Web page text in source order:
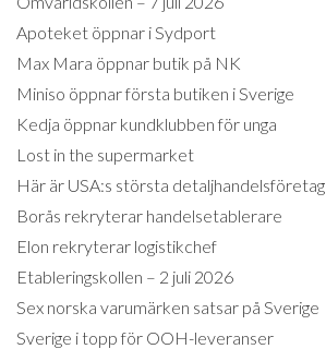
Apoteket öppnar i Sydport
Max Mara öppnar butik på NK
Miniso öppnar första butiken i Sverige
Kedja öppnar kundklubben för unga
Lost in the supermarket
Här är USA:s största detaljhandelsföretag
Borås rekryterar handelsetablerare
Elon rekryterar logistikchef
Etableringskollen – 2 juli 2026
Sex norska varumärken satsar på Sverige
Sverige i topp för OOH-leveranser